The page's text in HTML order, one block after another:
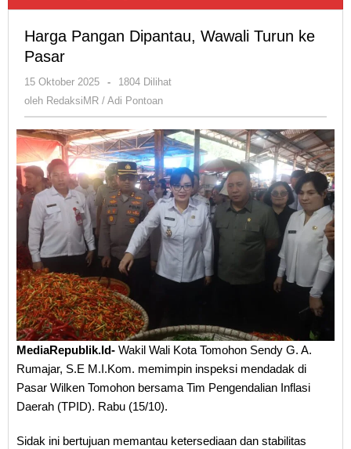
Harga Pangan Dipantau, Wawali Turun ke
Pasar
15 Oktober 2025
oleh
RedaksiMR
Pontoan
-
1804 Dilihat
oleh RedaksiMR / Adi Pontoan
MediaRepublik.Id- Wakil Wali Kota Tomohon Sendy G. A.
Rumajar, S.E M.I.Kom. memimpin inspeksi mendadak di
Pasar Wilken Tomohon bersama Tim Pengendalian Inflasi
Daerah (TPID). Rabu (15/10).
Sidak ini bertujuan memantau ketersediaan dan stabilitas